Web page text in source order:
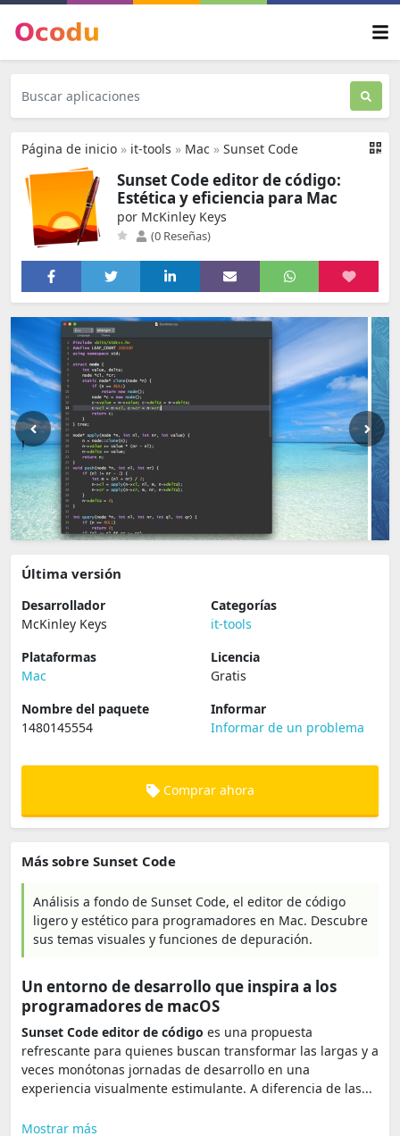
Página de inicio » it-tools » Mac » Sunset Code
Sunset Code editor de código:
Estética y eficiencia para Mac
por McKinley Keys
(0 Reseñas)
Última versión
Desarrollador
McKinley Keys
Categorías
it-tools
Plataformas
Mac
Licencia
Gratis
Nombre del paquete
1480145554
Informar
Informar de un problema
Comprar ahora
Más sobre Sunset Code
Análisis a fondo de Sunset Code, el editor de código
ligero y estético para programadores en Mac. Descubre
sus temas visuales y funciones de depuración.
Un entorno de desarrollo que inspira a los
programadores de macOS
Sunset Code editor de código es una propuesta
refrescante para quienes buscan transformar las largas y a
veces monótonas jornadas de desarrollo en una
experiencia visualmente estimulante. A diferencia de las...
Mostrar más